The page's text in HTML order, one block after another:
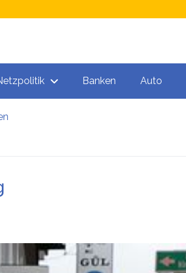
Banken Auto
unter den Spritzen!